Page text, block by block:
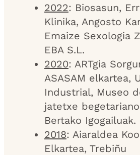
2022: Biosasun,
Klinika, Angosto
Emaize Sexologia
EBA S.L.
2020: ARTgia
ASASAM elkartea,
Industrial, Museo
jatetxe
Bertako Igogailuak.
2018: Aiaraldea
Elkartea, Trebiñu